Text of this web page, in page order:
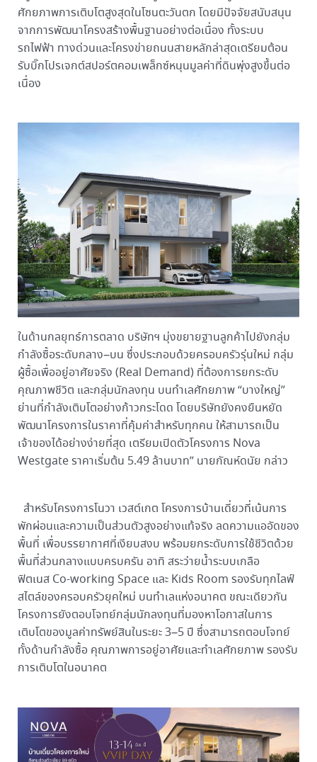
ศักยภาพการเติบโตสูงสุดในโซนตะวันตก โดยมีปัจจัยสนับสนุน
จากการพัฒนาโครงสร้างพื้นฐานอย่างต่อเนื่อง ทั้งระบบ
รถไฟฟ้า ทางด่วนและโครงข่ายถนนสายหลักล่าสุดเตรียมต้อน
รับบิ๊กโปรเจกต์สปอร์ตคอมเพล็กซ์หนุนมูลค่าที่ดินพุ่งสูงขึ้นต่อ
เนื่อง
ในด้านกลยุทธ์การตลาด บริษัทฯ มุ่งขยายฐานลูกค้าไปยังกลุ่ม
กำลังซื้อระดับกลาง–บน ซึ่งประกอบด้วยครอบครัวรุ่นใหม่ กลุ่ม
ผู้ซื้อเพื่ออยู่อาศัยจริง (Real Demand) ที่ต้องการยกระดับ
คุณภาพชีวิต และกลุ่มนักลงทุน บนทำเลศักยภาพ “บางใหญ่”
ย่านที่กำลังเติบโตอย่างก้าวกระโดด โดยบริษัทยังคงยืนหยัด
พัฒนาโครงการในราคาที่คุ้มค่าสำหรับทุกคน ให้สามารถเป็น
เจ้าของได้อย่างง่ายที่สุด เตรียมเปิดตัวโครงการ Nova
Westgate ราคาเริ่มต้น 5.49 ล้านบาท” นายกัณห์ดนัย กล่าว
สำหรับโครงการโนวา เวสต์เกต โครงการบ้านเดี่ยวที่เน้นการ
พักผ่อนและความเป็นส่วนตัวสูงอย่างแท้จริง ลดความแออัดของ
พื้นที่ เพื่อบรรยากาศที่เงียบสงบ พร้อมยกระดับการใช้ชีวิตด้วย
พื้นที่ส่วนกลางแบบครบครัน อาทิ สระว่ายน้ำระบบเกลือ
ฟิตเนส Co-working Space และ Kids Room รองรับทุกไลฟ์
สไตล์ของครอบครัวยุคใหม่ บนทำเลแห่งอนาคต ขณะเดียวกัน
โครงการยังตอบโจทย์กลุ่มนักลงทุนที่มองหาโอกาสในการ
เติบโตของมูลค่าทรัพย์สินในระยะ 3–5 ปี ซึ่งสามารถตอบโจทย์
ทั้งด้านกำลังซื้อ คุณภาพการอยู่อาศัยและทำเลศักยภาพ รองรับ
การเติบโตในอนาคต